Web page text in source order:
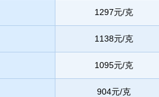
1297元/克
1138元/克
1095元/克
904元/克